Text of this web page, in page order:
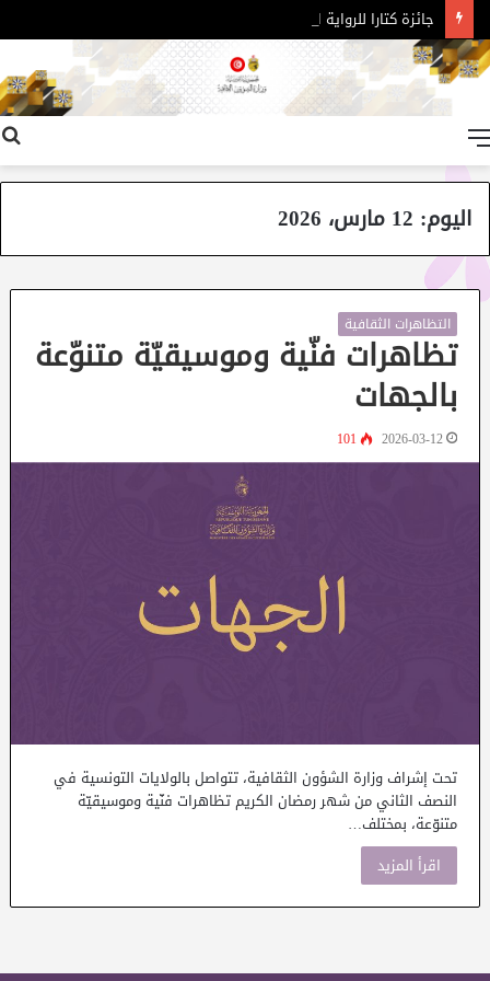
جائزة كتارا للرواية العربية – الدورة 11
اليوم: 12 مارس، 2026
التظاهرات الثقافية
تظاهرات فنّية وموسيقيّة متنوّعة
بالجهات
2026-03-12
101
تحت إشراف وزارة الشؤون الثقافية، تتواصل بالولايات التونسية في
النصف الثاني من شهر رمضان الكريم تظاهرات فنّية وموسيقيّة
متنوّعة، بمختلف…
اقرأ المزيد